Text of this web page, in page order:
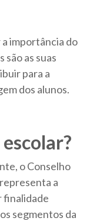
importância do
são as suas
para a
dos alunos.
o Conselho
a
finalidade
segmentos da